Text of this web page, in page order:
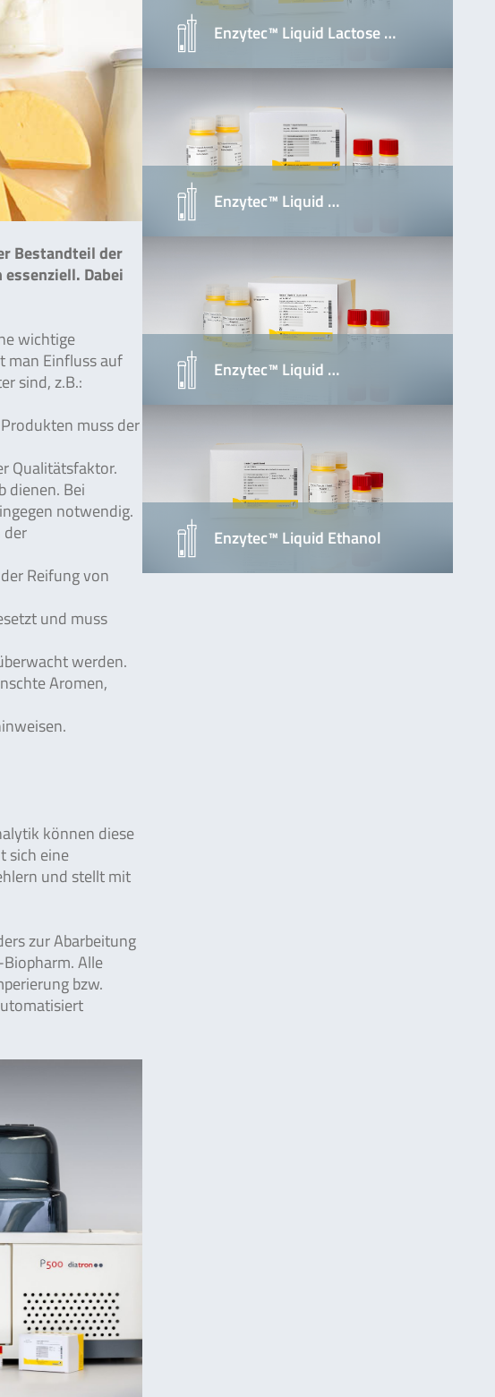
Bestandteil der
Dabei
wichtige
man Einfluss auf
sind, z.B.:
muss der
Qualitätsfaktor.
dienen. Bei
notwendig.
der
Reifung von
und muss
werden.
Aromen,
können diese
sich eine
und stellt mit
zur Abarbeitung
Alle
bzw.
Enzytec™ Liquid Lactose …
Enzytec™ Liquid …
Enzytec™ Liquid …
Enzytec™ Liquid Ethanol